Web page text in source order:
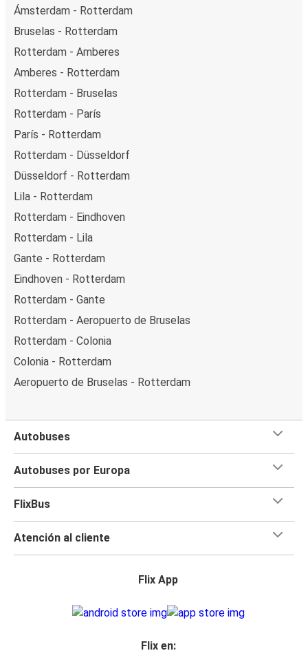
Ámsterdam - Rotterdam
Bruselas - Rotterdam
Rotterdam - Amberes
Amberes - Rotterdam
Rotterdam - Bruselas
Rotterdam - París
París - Rotterdam
Rotterdam - Düsseldorf
Düsseldorf - Rotterdam
Lila - Rotterdam
Rotterdam - Eindhoven
Rotterdam - Lila
Gante - Rotterdam
Eindhoven - Rotterdam
Rotterdam - Gante
Rotterdam - Aeropuerto de Bruselas
Rotterdam - Colonia
Colonia - Rotterdam
Aeropuerto de Bruselas - Rotterdam
Autobuses
Autobuses por Europa
FlixBus
Atención al cliente
Flix App
Flix en: